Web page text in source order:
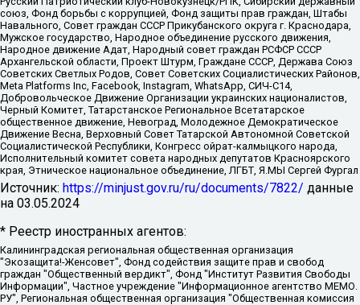
союз, Фонд борьбы с коррупцией, Фонд защиты прав граждан, Штабы
Навального, Совет граждан СССР Прикубанского округа г. Краснодара,
Мужское государство, Народное объединение русского движения,
Народное движение Адат, Народный совет граждан РСФСР СССР
Архангельской области, Проект Штурм, Граждане СССР, Держава Союз
Советских Светлых Родов, Совет Советских Социалистических Районов,
Meta Platforms Inc, Facebook, Instagram, WhatsApp, СИЧ-С14,
Добровольческое Движение Организации украинских националистов,
Черный Комитет, Татарстанское Региональное Всетатарское
общественное движение, Невоград, Молодежное Демократическое
Движение Весна, Верховный Совет Татарской Автономной Советской
Социалистической Республики, Конгресс ойрат-калмыцкого народа,
Исполнительный комитет совета народных депутатов Красноярского
края, Этническое национальное объединение, ЛГБТ, Я.МЫ Сергей Фургал
Источник: https://minjust.gov.ru/ru/documents/7822/ данные
на 03.05.2024
* Реестр иностранных агентов:
Калининградская региональная общественная организация "Экозащита!-Женсовет", Фонд содействия защите прав и свобод граждан "Общественный вердикт", Фонд "Институт Развития Свободы Информации", Частное учреждение "Информационное агентство МЕМО. РУ", Региональная общественная организация "Общественная комиссия по сохранению наследия академика Сахарова", Фонд поддержки свободы прессы, Санкт-Петербургская общественная правозащитная организация "Гражданский контроль", Межрегиональная общественная организация "Информационно-просветительский центр "Мемориал", Региональный Фонд "Центр Защиты Прав Средств Массовой Информации", с 05.12.2023 Фонд "Центр Защиты Прав Средств массовой информации", Региональная общественная благотворительная организация помощи беженцам и мигрантам "Гражданское содействие", Негосударственное образовательное учреждение дополнительного профессионального образования (повышение квалификации) специалистов "АКАДЕМИЯ ПО ПРАВАМ ЧЕЛОВЕКА", Свердловская региональная общественная организация "Сутяжник", Автономная некоммерческая организация "Центр независимых социологических исследований", Союз общественных объединений "Российский исследовательский центр по правам человека", Региональное общественное учреждение научно-информационный центр "МЕМОРИАЛ", Некоммерческая организация "Фонд защиты гласности", Автономная некоммерческая организация "Институт прав человека", Городская общественная организация "Екатеринбургское общество "МЕМОРИАЛ", Городская общественная организация "Рязанское историко-просветительское и правозащитное общество "Мемориал" (Рязанский Мемориал), Челябинский региональный орган общественной самодеятельности – женское общественное объединение "Женщины Евразии", Челябинский региональный орган общественной самодеятельности "Уральская правозащитная группа", Фонд содействия защите здоровья и социальной справедливости имени Андрея Рылькова, Автономная Некоммерческая Организация "Аналитический Центр Юрия Левады", Автономная некоммерческая организация социальной поддержки населения "Проект Апрель", Региональная общественная организация помощи женщинам и детям, находящимся в кризисной ситуации "Информационно-методический центр "Анна", Фонд содействия развитию массовых коммуникаций и правовому просвещению "Так-так-Так", Фонд содействия устойчивому развитию "Серебряная тайга", Свердловский региональный общественный фонд социальных проектов "Новое время", "Idel.Реалии", Кавказ.Реалии, Крым.Реалии, Телеканал Настоящее Время, Татаро-башкирская служба Радио Свобода (Azatliq Radiosi), Радио Свободная Европа/Радио Свобода (PCE/PC), "Сибирь.Реалии", "Фактограф", Благотворительный фонд помощи осужденным и их семьям, Автономная некоммерческая организация "Институт глобализации и социальных движений", Фонд "В защиту прав заключенных", Частное учреждение "Центр поддержки и содействия развитию средств массовой информации", Пензенский региональный общественный благотворительный фонд "Гражданский союз", "Север.Реалии", Некоммерческая организация Фонд "Правовая инициатива", Общество с ограниченной ответственностью "Радио Свободная Европа/Радио Свобода", Чешское информационное агентство "MEDIUM-ORIENT", Красноярская региональная общественная организация "Мы против СПИДа", Камалягин Денис Николаевич, Маркелов Сергей Евгеньевич, Пономарев Лев Александрович, Савицкая Людмила Алексеевна, Автономная некоммерческая организация "Центр по работе с проблемой насилия "НАСИЛИЮ.НЕТ", Межрегиональный профессиональный союз работников здравоохранения "Альянс врачей", Юридическое лицо, зарегистрированное в Латвийской Республике, SIA "Medusa Project" (регистрационный номер 40103797863, дата регистрации 10.06.2014), Некоммерческая организация "Фонд по борьбе с коррупцией", Автономная некоммерческая организация "Институт права и публичной политики", Баданин Роман Сергеевич, Гликин Максим Александрович, Железнова Мария Михайловна, Лукьянова Юлия Сергеевна, Маетная Елизавета Витальевна, Маняхин Петр Борисович, Чуракова Ольга Владимировна, Ярош Юлия Петровна, Юридическое лицо "The Insider SIA", зарегистрированное в Риге, Латвийская Республика (дата регистрации 26.06.2015), являющееся администратором доменного имени интернет-издания "The Insider SIA", https://theins.ru, Постернак Алексей Евгеньевич, Рубин Михаил Аркадьевич, Анин Роман Александрович, Юридическое лицо Istories fonds, зарегистрированное в Латвийской Республике (регистрационный номер 50008295751, дата регистрации 24.02.2020), Великовский Дмитрий Александрович, Долинина Ирина Николаевна, Мароховская Алеся Алексеевна, Шлейнов Роман Юрьевич, Шмагун Олеся Валентиновна, Общество с ограниченной ответственностью "Альтаир 2021", Общество с ограниченной ответственностью "Вега 2021", Общество с ограниченной ответственностью "Главный редактор 2021", Общество с ограниченной ответственностью "Ромашки монолит", Важенков Артем Валерьевич, Ивановская областная общественная организация "Центр гендерных исследований", Гурман Юрий Альбертович, Медиапроект "ОВД-Инфо", Егоров Владимир Владимирович, Жилинский Владимир Александрович, Общество с ограниченной ответственностью "ЗП", Иванова София Юрьевна, Карезина Инна Павловна, Кильтау Екатерина Викторовна, Петров Алексей Викторович, Пискунов Сергей Евгеньевич, Смирнов Сергей Сергеевич, Тихонов Михаил Сергеевич, Общество с ограниченной ответственностью "ЖУРНАЛИСТ-ИНОСТРАННЫЙ АГЕНТ", Арапова Галина Юрьевна, Вольтская Татьяна Анатольевна, Американская компания "Mason G.E.S. Anonymous Foundation" (США), являющаяся владельцем интернет-издания https://mnews.world/, Компания "Stichting Bellingcat", зарегистрированная в Нидерландах (дата регистрации 11.07.2018), Захаров Андрей Вячеславович, Клепиковская Екатерина Дмитриевна, Общество с ограниченной ответственностью "МЕМО", Перл Роман Александрович, Симонов Евгений Алексеевич, Соловьева Елена Анатольевна, Сотников Даниил Владимирович, Сурначева Елизавета Дмитриевна, Автономная некоммерческая организация по защите прав человека и информированию населения "Якутия – Наше Мнение", Общество с ограниченной ответственностью "Москоу диджитал медиа", с 26.01.2023 Общество с ограниченной ответственностью "Чайка Белые сады", Ветошкина Валерия Валерьевна, Заговора Максим Александрович, Межрегиональное общественное движение "Российская ЛГБТ - сеть", Оленичев Максим Владимирович, Павлов Иван Юрьевич, Скворцова Елена Сергеевна, Общество с ограниченной ответственностью "Как бы инагент", Кочетков Игорь Викторович, Общество с ограниченной ответственностью "Честные выборы", Еланчик Олег Александрович, Общество с ограниченной ответственностью "Нобелевский призыв", Гималова Регина Эмилевна, Григорьев Андрей Валерьевич, Григорьева Алина Александровна, Ассоциация по содействию защите прав призывников, альтернативнослужащих и военнослужащих "Правозащитная группа "Гражданин.Армия.Право", Хисамова Регина Фаритовна, Автономная некоммерческая организация по реализации социально-правовых программ "Лилит", Дальневосточное общественное движение "Маяк", Санкт-Петербургская ЛГБТ-инициативная группа "Выход", Инициативная группа ЛГБТ+ "Реверс", Алексеев Андрей Викторович, Бекбулатова Таисия Львовна, Беляев Иван Михайлович, Владыкина Елена Сергеевна, Гельман Марат Александрович, Никульшина Вероника Юрьевна, Толоконникова Надежда Андреевна, Шендерович Виктор Анатольевич, Общество с ограниченной ответственностью "Данное сообщение", Общество с ограниченной ответственностью Издательский дом "Новая глава", Айнбиндер Александра Александровна, Московский комьюнити-центр для ЛГБТ+инициатив, Благотворительный фонд развития филантропии, Deutsche Welle (Германия, Kurt-Schumacher-Strasse 3, 53113 Bonn), Борзунова Мария Михайловна, Воробьев Виктор Викторович, Голубева Анна Львовна, Константинова Алла Михайловна, Малкова Ирина Владимировна, Мурадов Мурад Абдулгалимович, Осетинская Елизавета Николаевна, Понасенков Евгений Николаевич, Ганапольский Матвей Юрьевич, Киселев Евгений Алексеевич, Борухович Ирина Григорьевна, Дремин Иван Тимофеевич, Дубровский Дмитрий Викторович, Красноярская региональная общественная организация поддержки и развития альтернативных образовательных технологий и межкультурных коммуникаций "ИНТЕРРА", Маяковская Екатерина Алексеевна, Фейгин Марк Захарович, Филимонов Андрей Викторович, Дзугкоева Регина Николаевна, Доброхотов Роман Александрович, Дудь Юрий Александрович, Елкин Сергей Владимирович, Кругликов Кирилл Игоревич, Сабунаева Мария Леонидовна, Семенов Алексей Владимирович, Шаинян Карен Багратович, Шульман Екатерина Михайловна, Асафьев Артур Валерьевич, Вахштайн Виктор Семенович, Венедиктов Алексей Алексеевич, Лушникова Екатерина Евгеньевна, Волков Леонид Михайлович, Невзоров Александр Глебович, Пархоменко Сергей Борисович, Сироткин Ярослав Николаевич, Кара-Мурза Владимир Владимирович, Баранова Наталья Владимировна, Гозман Леонид Яковлевич, Кагарлицкий Борис Юльевич, Климарев Михаил Валерьевич, Милов Владимир Станиславович, Автономная некоммерческая организация Краснодарский центр современного искусства "Типография", Моргенштерн Алишер Тагирович, Соболь Любовь Эдуардовна, Общество с ограниченной ответственностью "ЛИЗА НОРМ", Каспаров Гарри Кимович, Ходорковский Михаил Борисович, Общество с ограниченной ответственностью "Апрельские тезисы", Данилович Ирина Брониславовна, Кашин Олег Владимирович, Петров Николай Владимирович, Пивоваров Алексей Владимирович, Соколов Михаил Владимирович, Цветкова Юлия Владимировна, Чичваркин Евгений Александрович, Комитет против пыток/Команда против пыток, Общество с ограниченной ответственностью "Первый научный", Общество с ограниченной ответственностью "Вертолет и ко", Белоцерковская Вероника Борисовна, Кац Максим Евгеньевич, Лазарева Татьяна Юрьевна, Шаведдинов Руслан Табризович, Яшин Илья Валерьевич, Общество с ограниченной ответственностью "Иноагент ААВ", Алешковский Дмитрий Петрович, Альбац Евгения Марковна, Быков Дмитрий Львович, Галямина Юлия Евгеньевна, Лойко Сергей Леонидович, Мартынов Кирилл Константинович, Медведев Сергей Александрович, Крашенинников Федор Геннадиевич, Гордеева Катерина Вл